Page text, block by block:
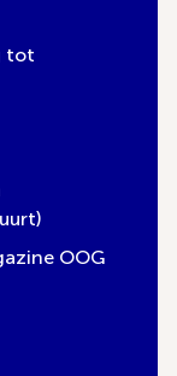
tot
OOG